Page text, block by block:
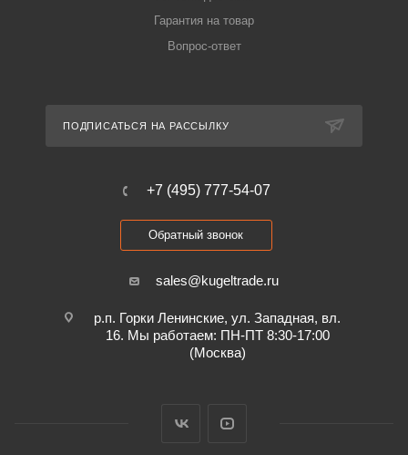
Гарантия на товар
Вопрос-ответ
ПОДПИСАТЬСЯ НА РАССЫЛКУ
+7 (495) 777-54-07
Обратный звонок
sales@kugeltrade.ru
р.п. Горки Ленинские, ул. Западная, вл.
16. Мы работаем: ПН-ПТ 8:30-17:00
(Москва)